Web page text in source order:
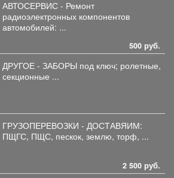
АВТОСЕРВИС - Ремонт
радиоэлектронных компонентов
автомобилей: ...
500 руб.
ДРУГОЕ - ЗАБОРЫ под ключ; ролетные,
секционные ...
ГРУЗОПЕРЕВОЗКИ - ДОСТАВЯИМ:
ПЩГС, ПЩС, пескок, землю, торф, ...
2 500 руб.